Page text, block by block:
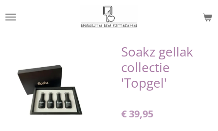
direct
Soakz gellak
collectie
'Topgel'
€ 39,95